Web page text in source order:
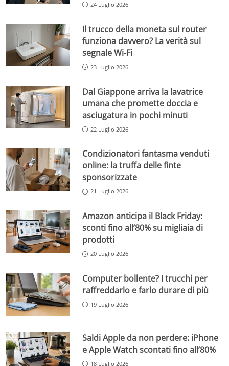
24 Luglio 2026
Il trucco della moneta sul router
funziona davvero? La verità sul
segnale Wi-Fi
23 Luglio 2026
Dal Giappone arriva la lavatrice
umana che promette doccia e
asciugatura in pochi minuti
22 Luglio 2026
Condizionatori fantasma venduti
online: la truffa delle finte
sponsorizzate
21 Luglio 2026
Amazon anticipa il Black Friday:
sconti fino all’80% su migliaia di
prodotti
20 Luglio 2026
Computer bollente? I trucchi per
raffreddarlo e farlo durare di più
19 Luglio 2026
Saldi Apple da non perdere: iPhone
e Apple Watch scontati fino all’80%
18 Luglio 2026